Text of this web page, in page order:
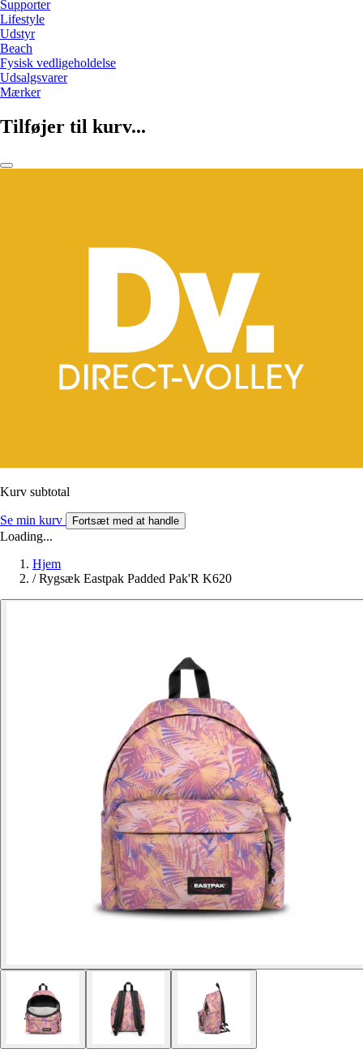
Supporter
Lifestyle
Udstyr
Beach
Fysisk vedligeholdelse
Udsalgsvarer
Mærker
Tilføjer til kurv...
Kurv subtotal
Se min kurv Fortsæt med at handle
Loading...
Hjem
/ Rygsæk Eastpak Padded Pak'R K620